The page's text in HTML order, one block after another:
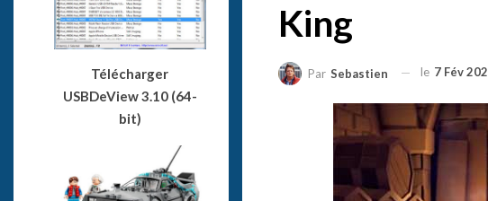
King
Par Sebastien le 7 Fév
Télécharger
USBDeView 3.10 (64-
bit)